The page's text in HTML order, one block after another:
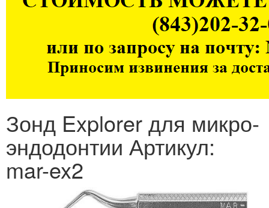
Зонд Explorer для микро-
эндодонтии Артикул:
mar-ex2